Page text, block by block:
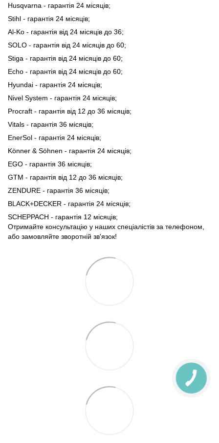
Husqvarna - гарантія 24 місяців;
Stihl - гарантія 24 місяців;
Al-Ko - гарантія від 24 місяців до 36;
SOLO - гарантія від 24 місяців до 60;
Stiga - гарантія від 24 місяців до 60;
Echo - гарантія від 24 місяців до 60;
Hyundai - гарантія 24 місяців;
Nivel System - гарантія 24 місяців;
Procraft - гарантія від 12 до 36 місяців;
Vitals - гарантія 36 місяців;
EnerSol - гарантія 24 місяців;
Könner & Söhnen - гарантія 24 місяців;
EGO - гарантія 36 місяців;
GTM - гарантія від 12 до 36 місяців;
ZENDURE - гарантія 36 місяців;
BLACK+DECKER - гарантія 24 місяців;
SCHEPPACH - гарантія 12 місяців;
Отримайте консультацію у наших спеціалістів за телефоном,
або замовляйте зворотній зв'язок!